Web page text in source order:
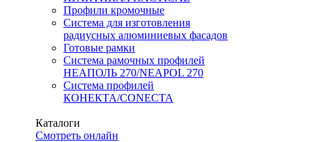
Профили кромочные
Система для изготовления
радиусных алюминиевых фасадов
Готовые рамки
Система рамочных профилей
НЕАПОЛЬ 270/NEAPOL 270
Система профилей
КОНЕКТА/CONECTA
Каталоги
Смотреть онлайн